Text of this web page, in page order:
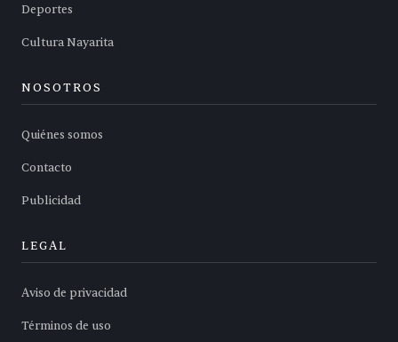
Deportes
Cultura Nayarita
NOSOTROS
Quiénes somos
Contacto
Publicidad
LEGAL
Aviso de privacidad
Términos de uso